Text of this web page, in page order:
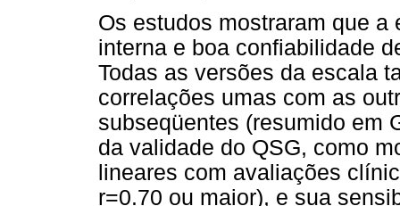
Os estudos mostraram que
interna e boa confiabilidade
Todas as versões da escala
correlações umas com as
subseqüentes (resumido em
da validade do QSG, como
lineares com avaliações
r=0.70 ou maior), e sua